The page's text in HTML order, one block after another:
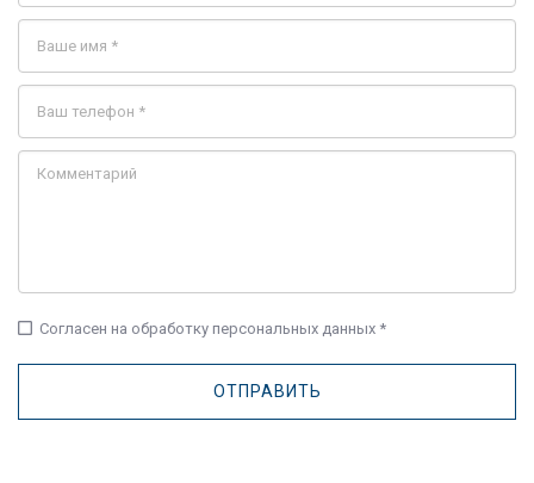
check_box_outline_blank Согласен на обработку персональных данных *